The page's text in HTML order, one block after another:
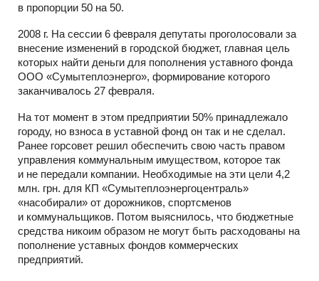
в пропорции 50 на 50.
2008 г. На сессии 6 февраля депутаты проголосовали за
внесение изменений в городской бюджет, главная цель
которых найти деньги для пополнения уставного фонда
ООО «Сумытеплоэнерго», формирование которого
заканчивалось 27 февраля.
На тот момент в этом предприятии 50% принадлежало
городу, но взноса в уставной фонд он так и не сделал.
Ранее горсовет решил обеспечить свою часть правом
управления коммунальным имуществом, которое так
и не передали компании. Необходимые на эти цели 4,2
млн. грн. для КП «Сумытеплоэнергоцентраль»
«насобирали» от дорожников, спортсменов
и коммунальщиков. Потом выяснилось, что бюджетные
средства никоим образом не могут быть расходованы на
пополнение уставных фондов коммерческих
предприятий.